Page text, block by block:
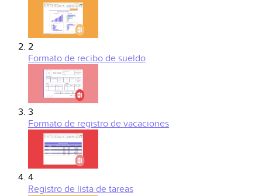
2
Formato de recibo de sueldo
3
Formato de registro de vacaciones
4
Registro de lista de tareas